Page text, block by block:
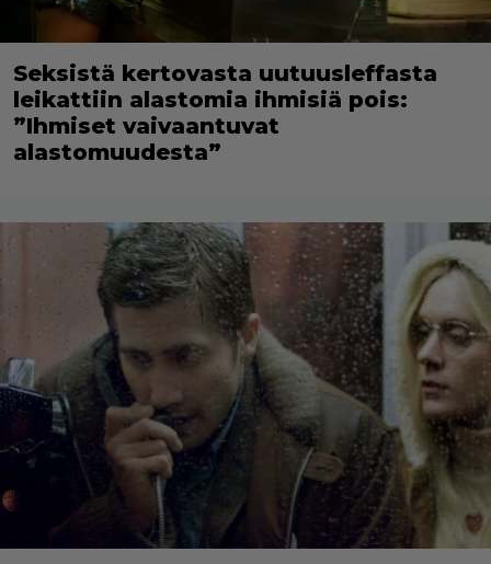
Seksistä kertovasta uutuusleffasta
leikattiin alastomia ihmisiä pois:
”Ihmiset vaivaantuvat
alastomuudesta”